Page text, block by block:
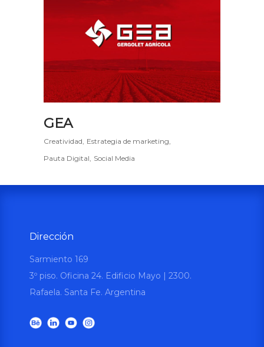
GEA
Creatividad Estrategia de marketing
Pauta Digital Social Media
Dirección
Sarmiento 169
3º piso. Oficina 24. Edificio Mayo | 2300.
Rafaela. Santa Fe. Argentina